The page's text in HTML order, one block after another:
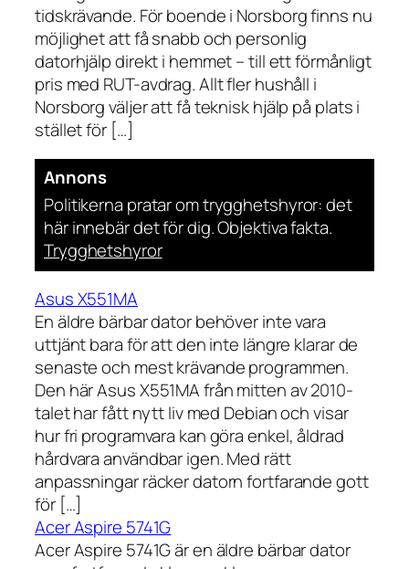
tidskrävande. För boende i Norsborg finns nu
möjlighet att få snabb och personlig
datorhjälp direkt i hemmet – till ett förmånligt
pris med RUT-avdrag. Allt fler hushåll i
Norsborg väljer att få teknisk hjälp på plats i
stället för […]
Annons
Politikerna pratar om trygghetshyror: det
här innebär det för dig. Objektiva fakta.
Trygghetshyror
Asus X551MA
En äldre bärbar dator behöver inte vara
uttjänt bara för att den inte längre klarar de
senaste och mest krävande programmen.
Den här Asus X551MA från mitten av 2010-
talet har fått nytt liv med Debian och visar
hur fri programvara kan göra enkel, åldrad
hårdvara användbar igen. Med rätt
anpassningar räcker datorn fortfarande gott
för […]
Acer Aspire 5741G
Acer Aspire 5741G är en äldre bärbar dator